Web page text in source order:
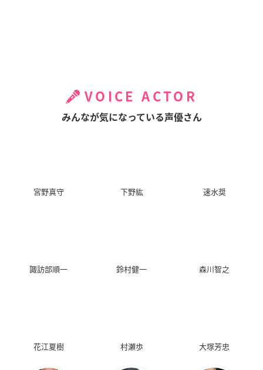
VOICE ACTOR
みんなが気になっている声優さん
宮野真守 下野紘 速水奨
諏訪部順一 鈴村健一 森川智之
花江夏樹 村瀬歩 大塚芳忠